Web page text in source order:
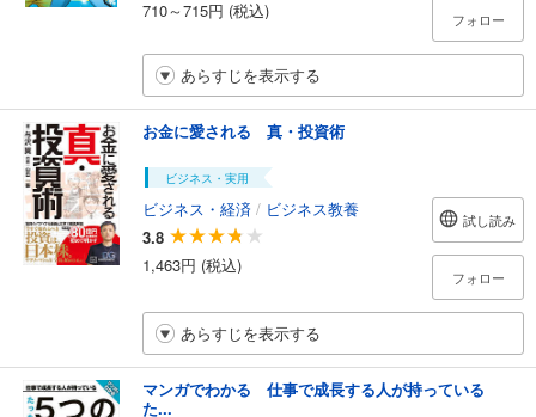
710～715円 (税込)
フォロー
あらすじを表示する
お金に愛される 真・投資術
ビジネス・実用
ビジネス・経済 / ビジネス教養
3.8
1,463円 (税込)
試し読み
フォロー
あらすじを表示する
マンガでわかる 仕事で成長する人が持っている
た...